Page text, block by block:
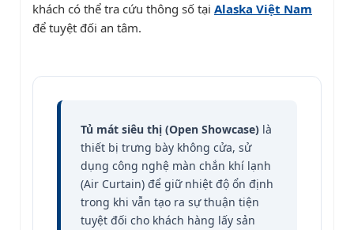
khách có thể tra cứu thông số tại Alaska Việt Nam
để tuyệt đối an tâm.
Tủ mát siêu thị (Open Showcase) là
thiết bị trưng bày không cửa, sử
dụng công nghệ màn chắn khí lạnh
(Air Curtain) để giữ nhiệt độ ổn định
trong khi vẫn tạo ra sự thuận tiện
tuyệt đối cho khách hàng lấy sản